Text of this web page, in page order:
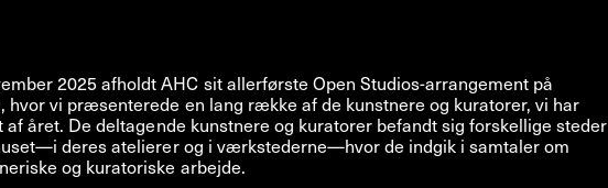
2025 afholdt AHC sit allerførste Open Studios-arrangement på
hvor vi præsenterede en lang række af de kunstnere og kuratorer, vi har
af året. De deltagende kunstnere og kuratorer befandt sig forskellige steder
deres atelierer og i værkstederne—hvor de indgik i samtaler om
og kuratoriske arbejde.